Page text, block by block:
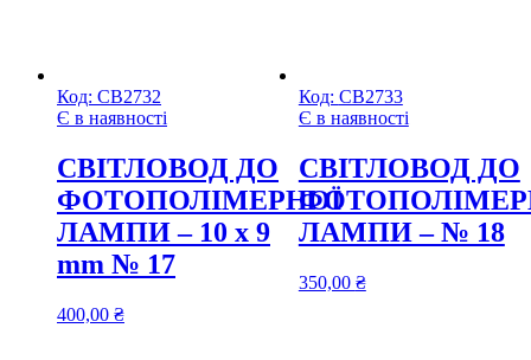
Код: СВ2732
Є в наявності
CВІТЛОВОД ДО
ФОТОПОЛІМЕРНОЇ
ЛАМПИ – 10 х 9
mm № 17
400,00 ₴
Код: СВ2733
Є в наявності
CВІТЛОВОД ДО
ЛАМПИ – № 18
350,00 ₴